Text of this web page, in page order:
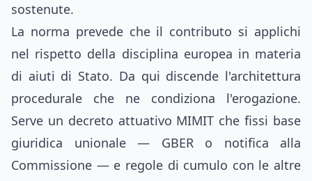
sostenute.
La norma prevede che il contributo si applichi
nel rispetto della disciplina europea in materia
di aiuti di Stato. Da qui discende l'architettura
procedurale che ne condiziona l'erogazione.
Serve un decreto attuativo MIMIT che fissi base
giuridica unionale — GBER o notifica alla
Commissione — e regole di cumulo con le altre